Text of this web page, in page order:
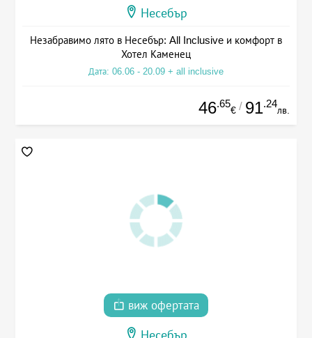
Несебър
Незабравимо лято в Несебър: All Inclusive и комфорт в
Хотел Каменец
Дата: 06.06 - 20.09 + all inclusive
46.65
€ / 91.24
лв.
виж офертата